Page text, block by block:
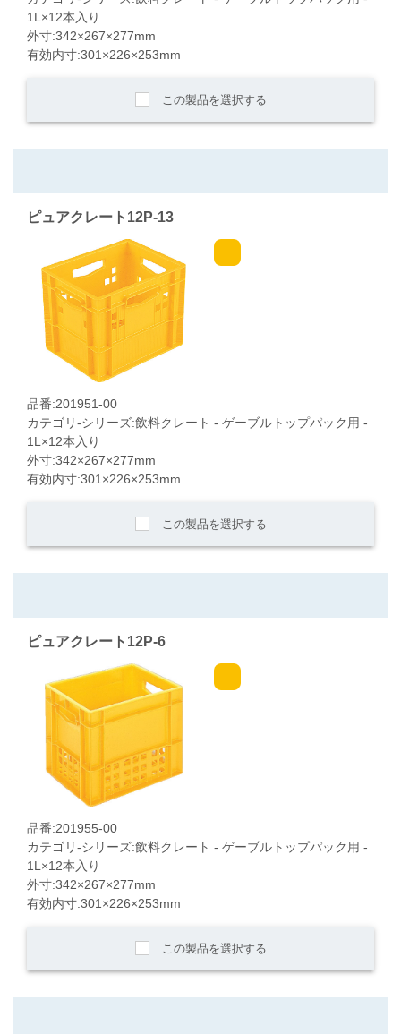
1L×12本入り
外寸:342×267×277mm
有効内寸:301×226×253mm
この製品を選択する
ピュアクレート12P-13
品番:201951-00
カテゴリ-シリーズ:飲料クレート - ゲーブルトップパック用 -
1L×12本入り
外寸:342×267×277mm
有効内寸:301×226×253mm
この製品を選択する
ピュアクレート12P-6
品番:201955-00
カテゴリ-シリーズ:飲料クレート - ゲーブルトップパック用 -
1L×12本入り
外寸:342×267×277mm
有効内寸:301×226×253mm
この製品を選択する